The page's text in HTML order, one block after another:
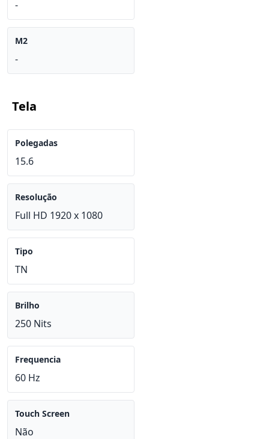
-
M2
-
Tela
Polegadas
15.6
Resolução
Full HD 1920 x 1080
Tipo
TN
Brilho
250 Nits
Frequencia
60 Hz
Touch Screen
Não